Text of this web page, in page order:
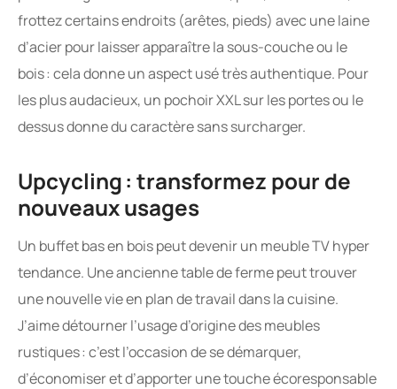
frottez certains endroits (arêtes, pieds) avec une laine
d’acier pour laisser apparaître la sous-couche ou le
bois : cela donne un aspect usé très authentique. Pour
les plus audacieux, un pochoir XXL sur les portes ou le
dessus donne du caractère sans surcharger.
Upcycling : transformez pour de
nouveaux usages
Un buffet bas en bois peut devenir un meuble TV hyper
tendance. Une ancienne table de ferme peut trouver
une nouvelle vie en plan de travail dans la cuisine.
J’aime détourner l’usage d’origine des meubles
rustiques : c’est l’occasion de se démarquer,
d’économiser et d’apporter une touche écoresponsable